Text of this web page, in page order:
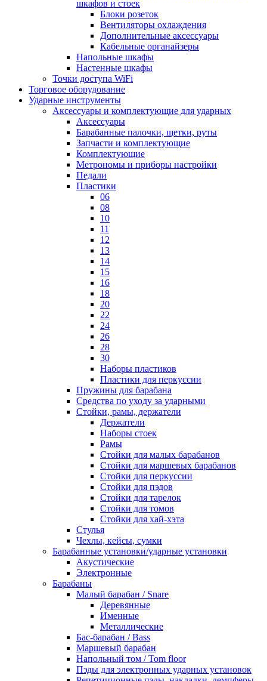
шкафов и стоек
Блоки розеток
Вентиляторы охлаждения
Дополнительные аксессуары
Кабельные органайзеры
Напольные шкафы
Настенные шкафы
Точки доступа WiFi
Торговое оборудование
Ударные инструменты
Аксессуары и комплектующие для ударных
Аксессуары
Барабанные палочки, щетки, руты
Запчасти и комплектующие
Комплектующие
Метрономы и приборы настройки
Педали
Пластики
06
08
10
11
12
13
14
15
16
18
20
22
24
26
28
30
Наборы пластиков
Пластики для перкуссии
Пружины для барабана
Средства по уходу за ударными
Стойки, рамы, держатели
Держатели
Наборы стоек
Рамы
Стойки для малых барабанов
Стойки для маршевых барабанов
Стойки для перкуссии
Стойки для пэдов
Стойки для тарелок
Стойки для томов
Стойки для хай-хэта
Стулья
Чехлы, кейсы, сумки
Барабанные установки/ударные установки
Акустические
Электронные
Барабаны
Mалый барабан / Snare
Деревянные
Именные
Металлические
Бас-барабан / Bass
Маршевый барабан
Напольный том / Tom floor
Пэды для электронных ударных установок